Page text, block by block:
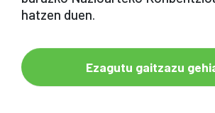
hatzen duen.
Ezagutu gaitzazu